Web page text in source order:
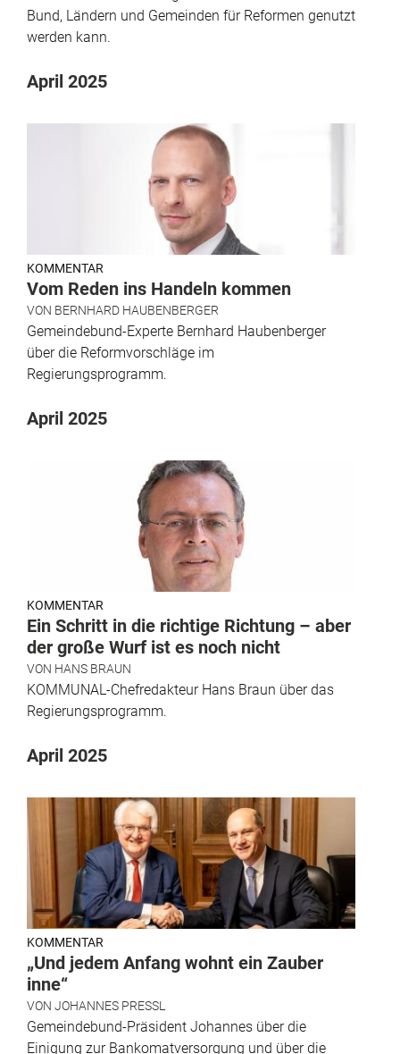
Bund, Ländern und Gemeinden für Reformen genutzt
werden kann.
April 2025
KOMMENTAR
Vom Reden ins Handeln kommen
VON BERNHARD HAUBENBERGER
Gemeindebund-Experte Bernhard Haubenberger
über die Reformvorschläge im
Regierungsprogramm.
April 2025
KOMMENTAR
Ein Schritt in die richtige Richtung – aber
der große Wurf ist es noch nicht
VON HANS BRAUN
KOMMUNAL-Chefredakteur Hans Braun über das
Regierungsprogramm.
April 2025
KOMMENTAR
„Und jedem Anfang wohnt ein Zauber
inne“
VON JOHANNES PRESSL
Gemeindebund-Präsident Johannes über die
Einigung zur Bankomatversorgung und über die